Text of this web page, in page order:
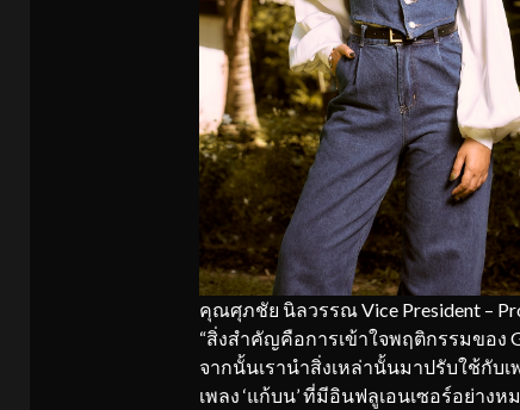
คุณศุภชัย นิลวรรณ Vice President –
“สิ่งสำคัญคือการเข้าใจพฤติกรรมของ
จากนั้นเรานำสิ่งเหล่านั้นมาปรับใช้กับ
เพลง ‘แก้บน’ ที่มีอินฟลูเอนเซอร์อย่า